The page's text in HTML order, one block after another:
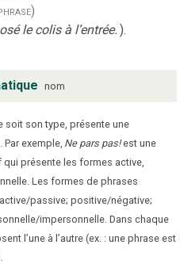
le colis à l’entrée. ).
nom
soit son type, présente une
exemple, Ne pars pas!est une
présente les formes active,
Les formes de phrases
passive; positive/négative;
impersonnelle. Dans chaque
l’une à l’autre (ex. : une phrase est